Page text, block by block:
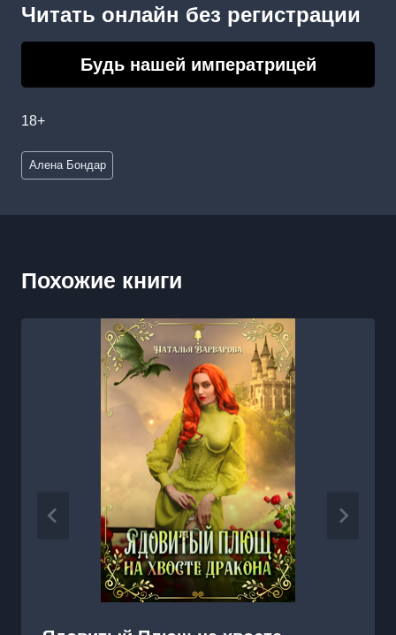
Читать онлайн без регистрации
Будь нашей императрицей
18+
Метки
записи:
Алена Бондар
Похожие книги